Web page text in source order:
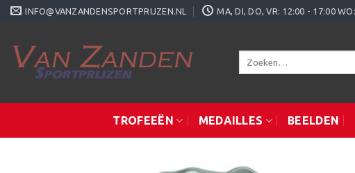
Ga
INFO@VANZANDENSPORTPRIJZEN.NL MA, DI, DO, VR: 12:00 - 17:00
Zoeken
TROFEEËN MEDAILLES BEELDEN